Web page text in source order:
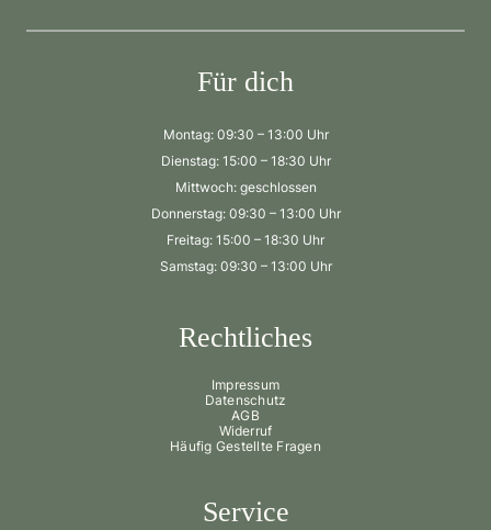
Für dich
Montag: 09:30 – 13:00 Uhr
Dienstag: 15:00 – 18:30 Uhr
Mittwoch: geschlossen
Donnerstag: 09:30 – 13:00 Uhr
Freitag: 15:00 – 18:30 Uhr
Samstag: 09:30 – 13:00 Uhr
Rechtliches
Impressum
Datenschutz
AGB
Widerruf
Häufig Gestellte Fragen
Service